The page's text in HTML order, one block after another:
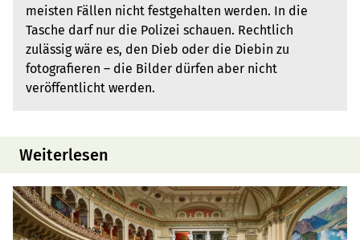
meisten Fällen nicht festgehalten werden. In die
Tasche darf nur die Polizei schauen. Rechtlich
zulässig wäre es, den Dieb oder die Diebin zu
fotografieren – die Bilder dürfen aber nicht
veröffentlicht werden.
Weiterlesen